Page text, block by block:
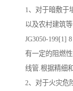
1、对于暗敷于
以及农村建筑
JG3050-199[1]
有一定的阻燃
线管.根据精细
2、对于火灾危